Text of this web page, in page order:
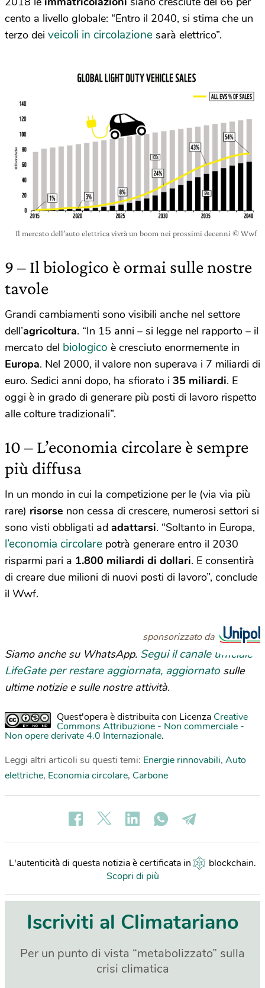
cento a livello globale: “Entro il 2040, si stima che un
terzo dei veicoli in circolazione sarà elettrico”.
Il mercato dell’auto elettrica vivrà un boom nei prossimi decenni © Wwf
9 – Il biologico è ormai sulle nostre
tavole
Grandi cambiamenti sono visibili anche nel settore
dell’agricoltura. “In 15 anni – si legge nel rapporto – il
mercato del biologico è cresciuto enormemente in
Europa. Nel 2000, il valore non superava i 7 miliardi di
euro. Sedici anni dopo, ha sfiorato i 35 miliardi. E
oggi è in grado di generare più posti di lavoro rispetto
alle colture tradizionali”.
10 – L’economia circolare è sempre
più diffusa
In un mondo in cui la competizione per le (via via più
rare) risorse non cessa di crescere, numerosi settori si
sono visti obbligati ad adattarsi. “Soltanto in Europa,
l’economia circolare potrà generare entro il 2030
risparmi pari a 1.800 miliardi di dollari. E consentirà
di creare due milioni di nuovi posti di lavoro”, conclude
il Wwf.
sponsorizzato da
Siamo anche su WhatsApp. Segui il canale ufficiale
LifeGate per restare aggiornata, aggiornato sulle
ultime notizie e sulle nostre attività.
Quest'opera è distribuita con Licenza Creative
Commons Attribuzione - Non commerciale -
Non opere derivate 4.0 Internazionale.
Leggi altri articoli su questi temi: Energie rinnovabili, Auto
elettriche, Economia circolare, Carbone
L'autenticità di questa notizia è certificata in blockchain.
Scopri di più
Iscriviti al Climatariano
Per un punto di vista “metabolizzato” sulla
crisi climatica